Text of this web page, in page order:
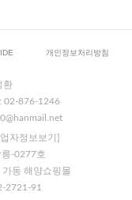
개인정보처리방침
환
02-876-1246
업자정보보기]
-0277호
동 해양쇼핑몰
2721-91